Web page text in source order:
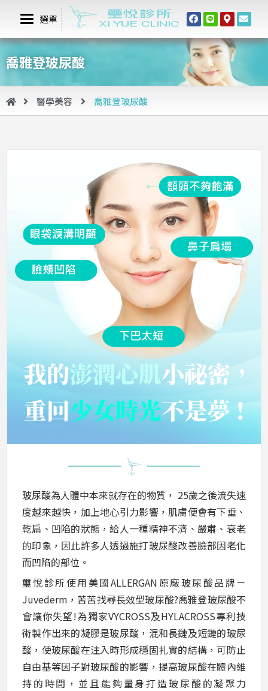
選單
喬雅登玻尿酸
醫學美容 喬雅登玻尿酸
玻尿酸為人體中本來就存在的物質， 25歲之後流失速
度越來越快，加上地心引力影響，肌膚便會有下垂、
乾扁、凹陷的狀態，給人一種精神不濟、嚴肅、衰老
的印象，因此許多人透過施打玻尿酸改善臉部因老化
而凹陷的部位。
璽悅診所使用美國ALLERGAN原廠玻尿酸品牌－
Juvederm，苦苦找尋長效型玻尿酸?喬雅登玻尿酸不
會讓你失望!為獨家VYCROSS及HYLACROSS專利技
術製作出來的凝膠是玻尿酸，混和長鏈及短鏈的玻尿
酸，使玻尿酸在注入時形成穩固扎實的結構，可防止
自由基等因子對玻尿酸的影響，提高玻尿酸在體內維
持的時間，並且能夠量身打造玻尿酸的凝聚力